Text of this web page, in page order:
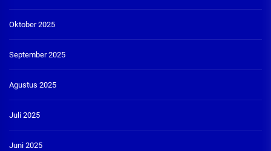
Oktober 2025
September 2025
Agustus 2025
Juli 2025
Juni 2025